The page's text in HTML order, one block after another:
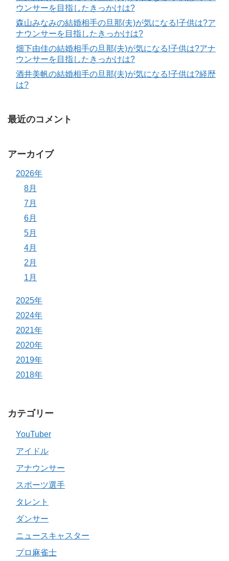
ウンサーを目指したきっかけは?
森山みなみの結婚相手の旦那(夫)が気になる!子供は?ア
ナウンサーを目指したきっかけは?
畑下由佳の結婚相手の旦那(夫)が気になる!子供は?アナ
ウンサーを目指したきっかけは?
酒井美帆の結婚相手の旦那(夫)が気になる!子供は?経歴
は?
最近のコメント
アーカイブ
2026年
8月
7月
6月
5月
4月
2月
1月
2025年
2024年
2021年
2020年
2019年
2018年
カテゴリー
YouTuber
アイドル
アナウンサー
スポーツ選手
タレント
ダンサー
ニュースキャスター
プロ麻雀士